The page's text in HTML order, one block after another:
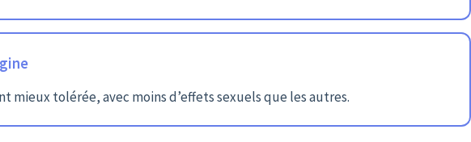
mieux tolérée, avec moins d’effets sexuels que les autres.